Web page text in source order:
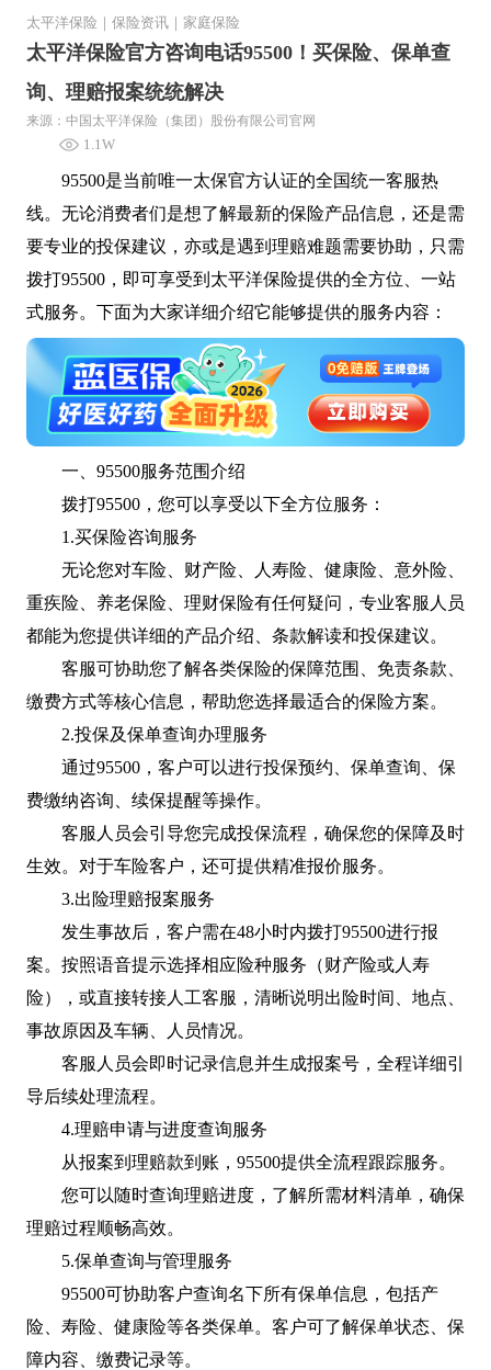
太平洋保险 保险资讯 家庭保险
太平洋保险官方咨询电话95500！买保险、保单查
询、理赔报案统统解决
来源：中国太平洋保险（集团）股份有限公司官网
1.1W
95500是当前唯一太保官方认证的全国统一客服热
线。无论消费者们是想了解最新的保险产品信息，还是需
要专业的投保建议，亦或是遇到理赔难题需要协助，只需
拨打95500，即可享受到太平洋保险提供的全方位、一站
式服务。下面为大家详细介绍它能够提供的服务内容：
一、95500服务范围介绍
拨打95500，您可以享受以下全方位服务：
1.买保险咨询服务
无论您对车险、财产险、人寿险、健康险、意外险、
重疾险、养老保险、理财保险有任何疑问，专业客服人员
都能为您提供详细的产品介绍、条款解读和投保建议。
客服可协助您了解各类保险的保障范围、免责条款、
缴费方式等核心信息，帮助您选择最适合的保险方案。
2.投保及保单查询办理服务
通过95500，客户可以进行投保预约、保单查询、保
费缴纳咨询、续保提醒等操作。
客服人员会引导您完成投保流程，确保您的保障及时
生效。对于车险客户，还可提供精准报价服务。
3.出险理赔报案服务
发生事故后，客户需在48小时内拨打95500进行报
案。按照语音提示选择相应险种服务（财产险或人寿
险），或直接转接人工客服，清晰说明出险时间、地点、
事故原因及车辆、人员情况。
客服人员会即时记录信息并生成报案号，全程详细引
导后续处理流程。
4.理赔申请与进度查询服务
从报案到理赔款到账，95500提供全流程跟踪服务。
您可以随时查询理赔进度，了解所需材料清单，确保
理赔过程顺畅高效。
5.保单查询与管理服务
95500可协助客户查询名下所有保单信息，包括产
险、寿险、健康险等各类保单。客户可了解保单状态、保
障内容、缴费记录等。